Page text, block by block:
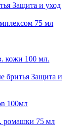
Защита и уход
75 мл
кожи 100 мл.
бритья Защита и
100мл
ромашки 75 мл